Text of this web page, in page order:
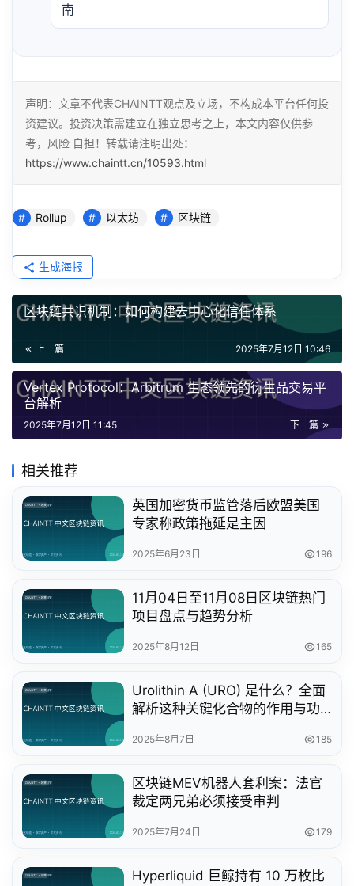
南
声明：文章不代表CHAINTT观点及立场，不构成本平台任何投
资建议。投资决策需建立在独立思考之上，本文内容仅供参
考，风险 自担！转载请注明出处：
https://www.chaintt.cn/10593.html
Rollup 以太坊 区块链
生成海报
区块链共识机制：如何构建去中心化信任体系
上一篇 2025年7月12日 10:46
Vertex Protocol：Arbitrum 生态领先的衍生品交易平
台解析
下一篇
2025年7月12日 11:45
相关推荐
英国加密货币监管落后欧盟美国
专家称政策拖延是主因
2025年6月23日 196
11月04日至11月08日区块链热门
项目盘点与趋势分析
2025年8月12日 165
Urolithin A (URO) 是什么？全面
解析这种关键化合物的作用与功
2025年8月7日 185
区块链MEV机器人套利案：法官
裁定两兄弟必须接受审判
2025年7月24日 179
Hyperliquid 巨鲸持有 10 万枚比